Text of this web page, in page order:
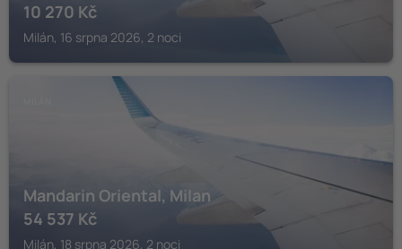
10 270 Kč
Milán, 16 srpna 2026, 2 noci
Mandarin Oriental, Milan
54 537 Kč
Milán, 18 srpna 2026, 2 noci